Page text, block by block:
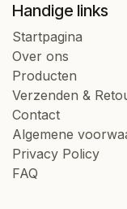
Handige links
Startpagina
Over ons
Producten
Verzenden &
Contact
Algemene
Privacy Policy
FAQ